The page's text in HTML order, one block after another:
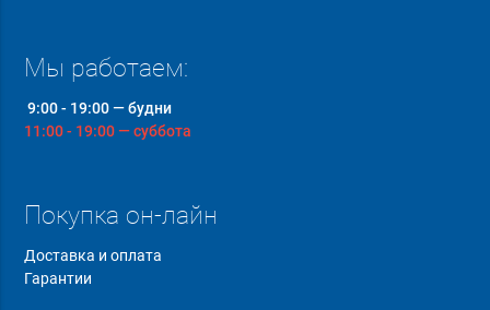
Мы работаем:
9:00 - 19:00 — будни
11:00 - 19:00 — суббота
Покупка он-лайн
Доставка и оплата
Гарантии